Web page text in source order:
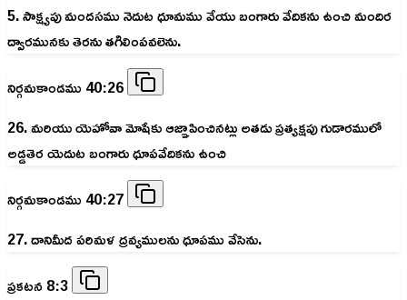
5. సాక్ష్యపు మందసము నెదుట ధూమము వేయు బంగారు వేదికను ఉంచి మందిర
ద్వారమునకు తెరను తగిలింపవలెను.
నిర్గమకాండము 40:26
26. మరియు యెహోవా మోషేకు ఆజ్ఞాపించినట్లు అతడు ప్రత్యక్షపు గుడారములో
అడ్డతెర యెదుట బంగారు ధూపవేదికను ఉంచి
నిర్గమకాండము 40:27
27. దానిమీద పరిమళ ద్రవ్యములను ధూపము వేసెను.
ప్రకటన 8:3